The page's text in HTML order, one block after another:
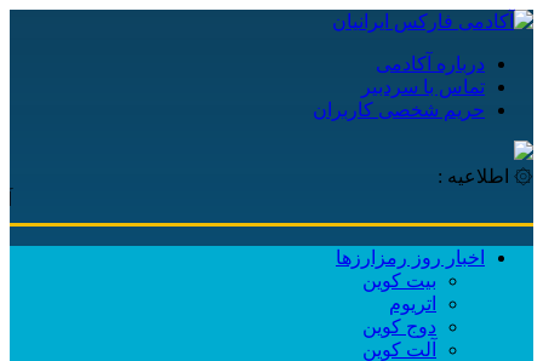
درباره آکادمی
تماس با سردبیر
حریم شخصی کاربران
۞ اطلاعیه :
اخبار روز رمزارزها
بیت کوین
اتریوم
دوج کوین
آلت کوین